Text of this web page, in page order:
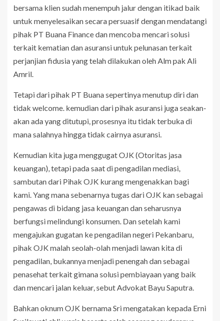
bersama klien sudah menempuh jalur dengan itikad baik
untuk menyelesaikan secara persuasif dengan mendatangi
pihak PT Buana Finance dan mencoba mencari solusi
terkait kematian dan asuransi untuk pelunasan terkait
perjanjian fidusia yang telah dilakukan oleh Alm pak Ali
Amril.
Tetapi dari pihak PT Buana sepertinya menutup diri dan
tidak welcome. kemudian dari pihak asuransi juga seakan-
akan ada yang ditutupi, prosesnya itu tidak terbuka di
mana salahnya hingga tidak cairnya asuransi.
Kemudian kita juga menggugat OJK (Otoritas jasa
keuangan), tetapi pada saat di pengadilan mediasi,
sambutan dari Pihak OJK kurang mengenakkan bagi
kami. Yang mana sebenarnya tugas dari OJK kan sebagai
pengawas di bidang jasa keuangan dan seharusnya
berfungsi melindungi konsumen. Dan setelah kami
mengajukan gugatan ke pengadilan negeri Pekanbaru,
pihak OJK malah seolah-olah menjadi lawan kita di
pengadilan, bukannya menjadi penengah dan sebagai
penasehat terkait gimana solusi pembiayaan yang baik
dan mencari jalan keluar, sebut Advokat Bayu Saputra.
Bahkan oknum OJK bernama Sri mengatakan kepada Erni